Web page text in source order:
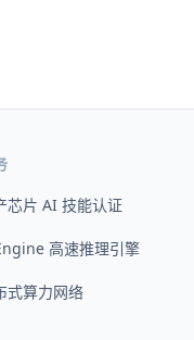
芯片 AI 技能认证
高速推理引擎
式算力网络